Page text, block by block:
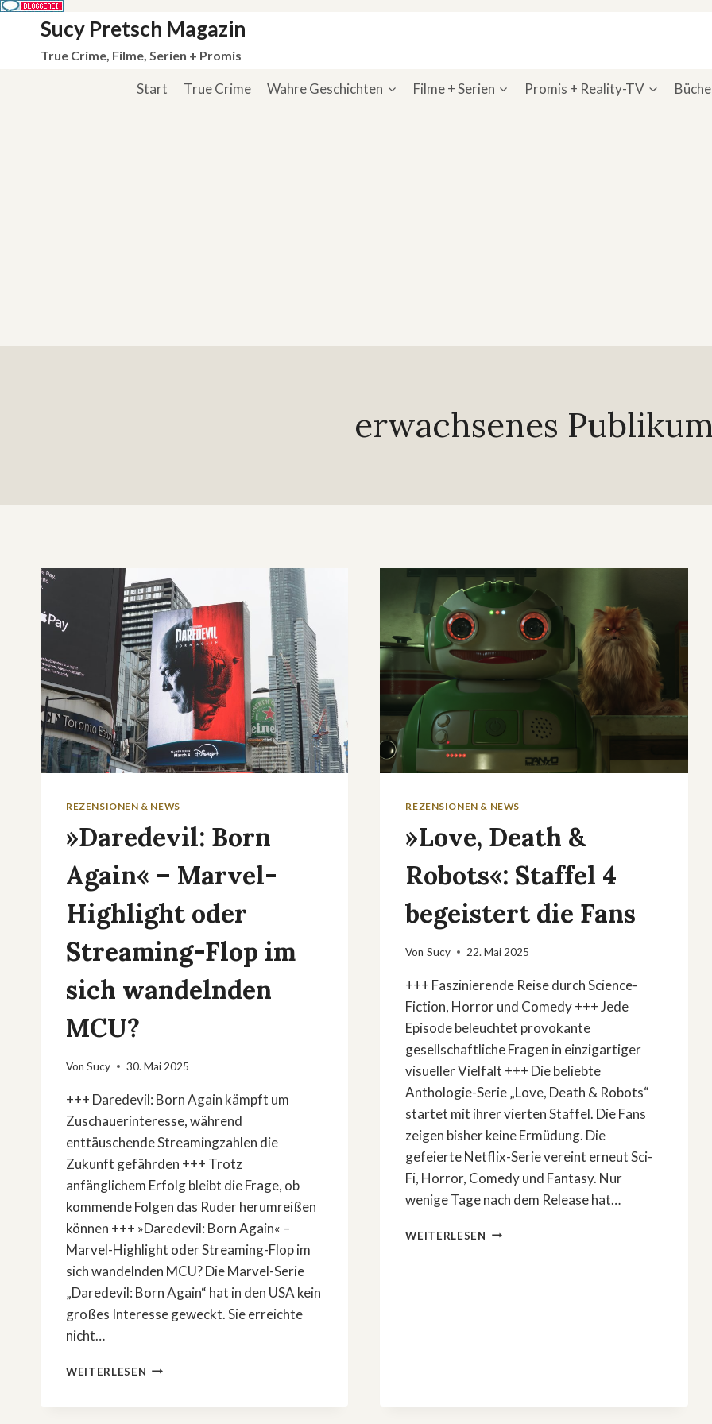
springen
Sucy Pretsch Magazin
True Crime, Filme, Serien + Promis
Start True Crime Wahre Geschichten Filme + Serien Promis + Reality-TV
erwachsenes
REZENSIONEN & NEWS
»Daredevil: Born
Again« – Marvel-
Highlight oder
Streaming-Flop im
sich wandelnden
MCU?
Von Sucy 30. Mai 2025
+++ Daredevil: Born Again kämpft um
Zuschauerinteresse, während
enttäuschende Streamingzahlen die
Zukunft gefährden +++ Trotz
anfänglichem Erfolg bleibt die Frage, ob
kommende Folgen das Ruder herumreißen
können +++ »Daredevil: Born Again« –
Marvel-Highlight oder Streaming-Flop im
sich wandelnden MCU? Die Marvel-Serie
„Daredevil: Born Again“ hat in den USA kein
großes Interesse geweckt. Sie erreichte
nicht…
WEITERLESEN »DAREDEVIL:
REZENSIONEN & NEWS
»Love, Death &
Robots«: Staffel 4
begeistert die Fans
Von Sucy 22. Mai 2025
+++ Faszinierende Reise durch Science-
Fiction, Horror und Comedy +++ Jede
Episode beleuchtet provokante
gesellschaftliche Fragen in einzigartiger
visueller Vielfalt +++ Die beliebte
Anthologie-Serie „Love, Death & Robots“
startet mit ihrer vierten Staffel. Die Fans
zeigen bisher keine Ermüdung. Die
gefeierte Netflix-Serie vereint erneut Sci-
Fi, Horror, Comedy und Fantasy. Nur
wenige Tage nach dem Release hat…
WEITERLESEN »LOVE,